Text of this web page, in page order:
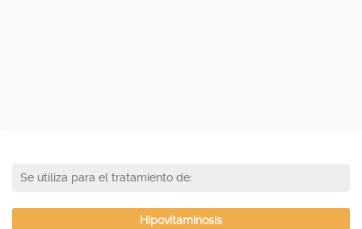
Se utiliza para el tratamiento de:
Hipovitaminosis